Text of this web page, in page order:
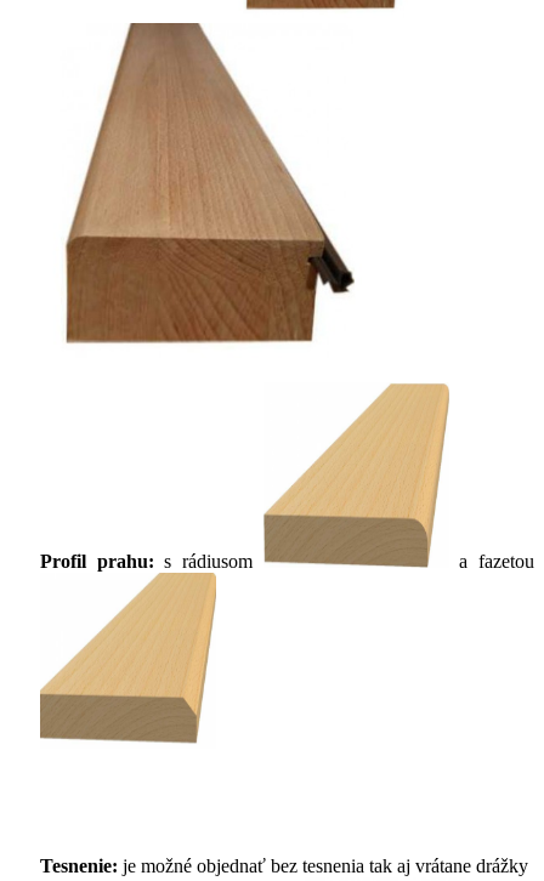
Profil prahu: s rádiusom a fazetou
Tesnenie: je možné objednať bez tesnenia tak aj vrátane drážky